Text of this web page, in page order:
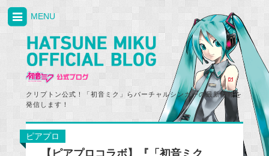
クリプトン公式！「初音ミク」らバーチャルシンガーの最新情報を
発信します！
MENU
ピアプロ